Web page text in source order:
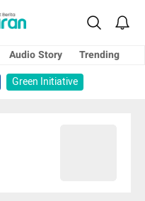
Audio Story
Trending
Green Initiative